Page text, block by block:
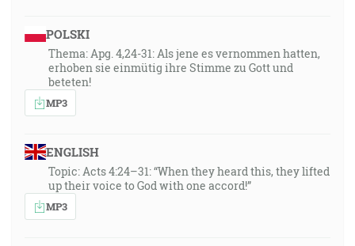
POLSKI
Thema: Apg. 4,24-31: Als jene es vernommen hatten,
erhoben sie einmütig ihre Stimme zu Gott und
beteten!
MP3
ENGLISH
Topic: Acts 4:24–31: “When they heard this, they lifted
up their voice to God with one accord!”
MP3